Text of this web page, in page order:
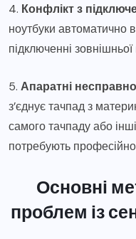
4. Конфлікт з
ноутбуки автоматично
підключенні
5. Апаратні
з’єднує тачпад з
самого тачпаду або
потребують
Основні
проблем із